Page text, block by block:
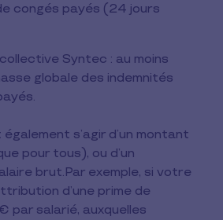
congés payés (24 jours
Syntec : au moins
globale des indemnités
s’agir d’un montant
pour tous), ou d’un
brut.Par exemple, si votre
d’une prime de
par salarié, auxquelles